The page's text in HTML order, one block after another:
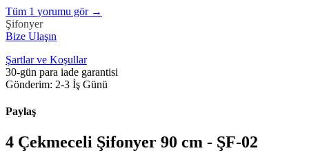
Tüm 1 yorumu gör →
Şifonyer
Bize Ulaşın
Şartlar ve Koşullar
30-gün para iade garantisi
Gönderim: 2-3 İş Günü
Paylaş
4 Çekmeceli Şifonyer 90 cm - ŞF-02